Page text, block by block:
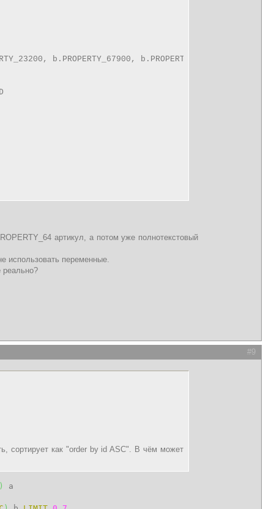
b.PROPERTY_67900, b.PROPERTY_73,
артикул, а потом уже полнотекстовый
использовать переменные.
реально?
#9
сортирует как "order by id ASC". В чём может
)
a